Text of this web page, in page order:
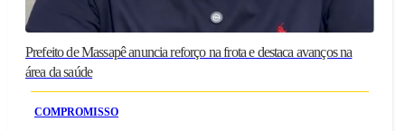
Prefeito de Massapê anuncia reforço na frota e destaca avanços na
área da saúde
COMPROMISSO